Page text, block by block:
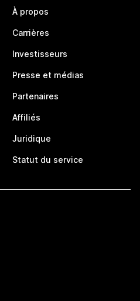
À propos
Carrières
Investisseurs
Presse et médias
Partenaires
Affiliés
Juridique
Statut du service